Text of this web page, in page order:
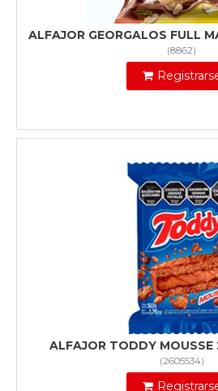
ALFAJOR GEORGALOS FULL
(8862)
ALFAJOR TODDY
(2605534)